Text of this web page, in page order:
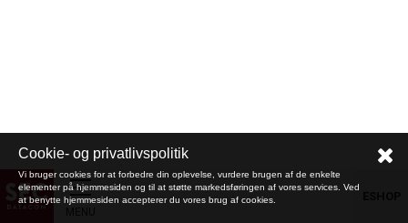
Cookie- og privatlivspolitik
Vi bruger cookies for at forbedre din oplevelse, vurdere brugen af de enkelte
elementer på hjemmesiden og til at støtte markedsføringen af vores services. Ved
at benytte hjemmesiden accepterer du vores brug af cookies.